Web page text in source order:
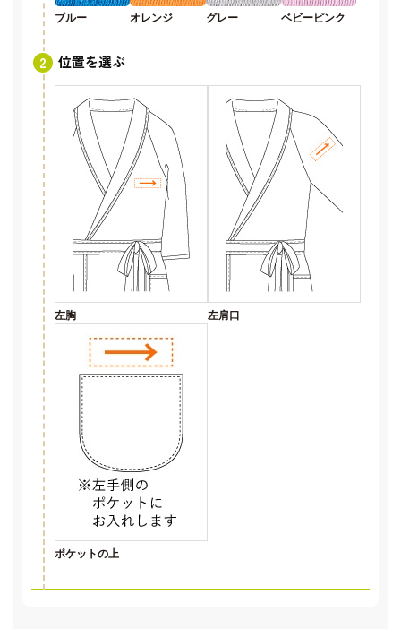
ブルー オレンジ グレー ベビーピンク
位置を選ぶ
左胸 左肩口
ポケットの上